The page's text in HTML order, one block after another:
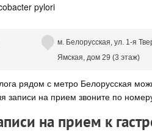
pylori
м. Белорусская, ул. 1-я
Ямская, дом 29 (3 этаж)
рядом с метро Белорусская
записи на прием звоните по
на прием к